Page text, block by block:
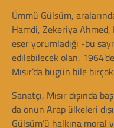
Ümmü Gülsüm,
Hamdi, Zekeriya
eser yorumladığı -bu
edilebilecek olan,
Mısır’da bugün bile
Sanatçı, Mısır dışında
da onun Arap ülkeleri
Gülsüm’ü halkına moral